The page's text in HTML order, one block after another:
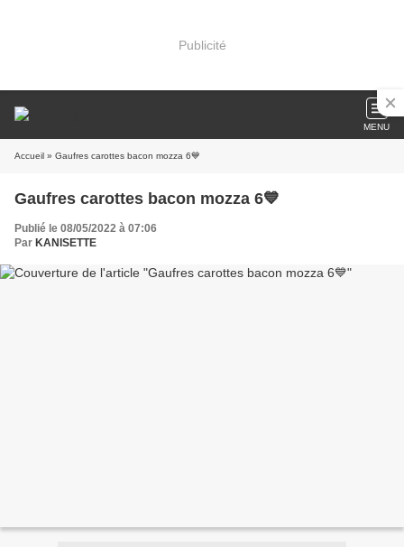
Publicité
MENU
Accueil » Gaufres carottes bacon mozza 6💙
Gaufres carottes bacon mozza 6💙
Publié le 08/05/2022 à 07:06
Par KANISETTE